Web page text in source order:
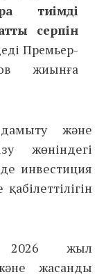
тиімді
серпін
Премьер-
жиынға
және
жөніндегі
инвестиция
2026 жыл
жасанды